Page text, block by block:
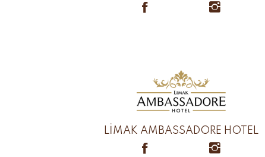
LİMAK AMBASSADORE HOTEL